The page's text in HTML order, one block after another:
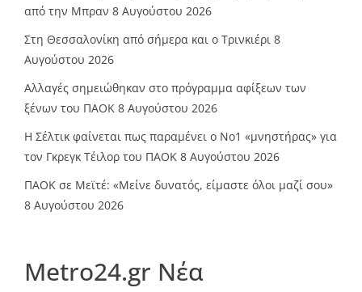
από την Μπραν 8 Αυγούστου 2026
Στη Θεσσαλονίκη από σήμερα και ο Τρινκιέρι 8
Αυγούστου 2026
Αλλαγές σημειώθηκαν στο πρόγραμμα αφίξεων των
ξένων του ΠΑΟΚ 8 Αυγούστου 2026
Η Σέλτικ φαίνεται πως παραμένει ο Νο1 «μνηστήρας» για
τον Γκρεγκ Τέιλορ του ΠΑΟΚ 8 Αυγούστου 2026
ΠΑΟΚ σε Μεϊτέ: «Μείνε δυνατός, είμαστε όλοι μαζί σου»
8 Αυγούστου 2026
Metro24.gr Νέα